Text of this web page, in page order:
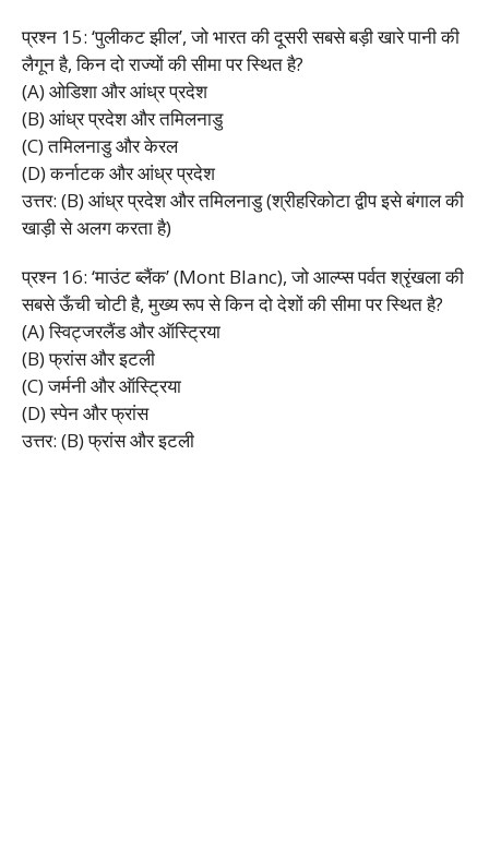
प्रश्न 15: ‘पुलीकट झील’, जो भारत की दूसरी सबसे बड़ी खारे पानी की
लैगून है, किन दो राज्यों की सीमा पर स्थित है?
(A) ओडिशा और आंध्र प्रदेश
(B) आंध्र प्रदेश और तमिलनाडु
(C) तमिलनाडु और केरल
(D) कर्नाटक और आंध्र प्रदेश
उत्तर: (B) आंध्र प्रदेश और तमिलनाडु (श्रीहरिकोटा द्वीप इसे बंगाल की
खाड़ी से अलग करता है)
प्रश्न 16: ‘माउंट ब्लैंक’ (Mont Blanc), जो आल्प्स पर्वत श्रृंखला की
सबसे ऊँची चोटी है, मुख्य रूप से किन दो देशों की सीमा पर स्थित है?
(A) स्विट्जरलैंड और ऑस्ट्रिया
(B) फ्रांस और इटली
(C) जर्मनी और ऑस्ट्रिया
(D) स्पेन और फ्रांस
उत्तर: (B) फ्रांस और इटली